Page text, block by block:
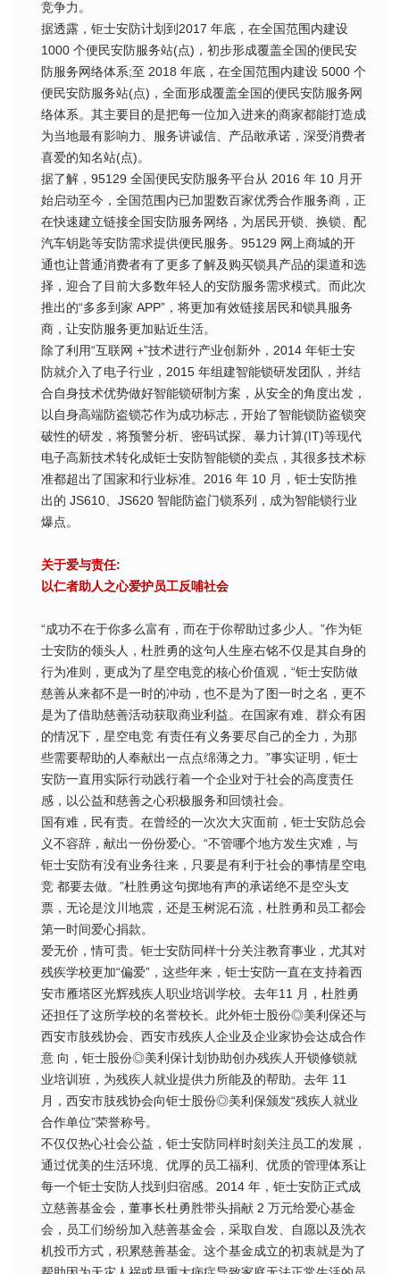
竞争力。
据透露，钜士安防计划到2017 年底，在全国范围内建设
1000 个便民安防服务站(点)，初步形成覆盖全国的便民安
防服务网络体系;至 2018 年底，在全国范围内建设 5000 个
便民安防服务站(点)，全面形成覆盖全国的便民安防服务网
络体系。其主要目的是把每一位加入进来的商家都能打造成
为当地最有影响力、服务讲诚信、产品敢承诺，深受消费者
喜爱的知名站(点)。
据了解，95129 全国便民安防服务平台从 2016 年 10 月开
始启动至今，全国范围内已加盟数百家优秀合作服务商，正
在快速建立链接全国安防服务网络，为居民开锁、换锁、配
汽车钥匙等安防需求提供便民服务。95129 网上商城的开
通也让普通消费者有了更多了解及购买锁具产品的渠道和选
择，迎合了目前大多数年轻人的安防服务需求模式。而此次
推出的“多多到家 APP”，将更加有效链接居民和锁具服务
商，让安防服务更加贴近生活。
除了利用“互联网 +”技术进行产业创新外，2014 年钜士安
防就介入了电子行业，2015 年组建智能锁研发团队，并结
合自身技术优势做好智能锁研制方案，从安全的角度出发，
以自身高端防盗锁芯作为成功标志，开始了智能锁防盗锁突
破性的研发，将预警分析、密码试探、暴力计算(IT)等现代
电子高新技术转化成钜士安防智能锁的卖点，其很多技术标
准都超出了国家和行业标准。2016 年 10 月，钜士安防推
出的 JS610、JS620 智能防盗门锁系列，成为智能锁行业
爆点。
关于爱与责任:
以仁者助人之心爱护员工反哺社会
“成功不在于你多么富有，而在于你帮助过多少人。”作为钜
士安防的领头人，杜胜勇的这句人生座右铭不仅是其自身的
行为准则，更成为了星空电竞的核心价值观，“钜士安防做
慈善从来都不是一时的冲动，也不是为了图一时之名，更不
是为了借助慈善活动获取商业利益。在国家有难、群众有困
的情况下，星空电竞 有责任有义务要尽自己的全力，为那
些需要帮助的人奉献出一点点绵薄之力。”事实证明，钜士
安防一直用实际行动践行着一个企业对于社会的高度责任
感，以公益和慈善之心积极服务和回馈社会。
国有难，民有责。在曾经的一次次大灾面前，钜士安防总会
义不容辞，献出一份份爱心。“不管哪个地方发生灾难，与
钜士安防有没有业务往来，只要是有利于社会的事情星空电
竞 都要去做。”杜胜勇这句掷地有声的承诺绝不是空头支
票，无论是汶川地震，还是玉树泥石流，杜胜勇和员工都会
第一时间爱心捐款。
爱无价，情可贵。钜士安防同样十分关注教育事业，尤其对
残疾学校更加“偏爱”，这些年来，钜士安防一直在支持着西
安市雁塔区光辉残疾人职业培训学校。去年11 月，杜胜勇
还担任了这所学校的名誉校长。此外钜士股份◎美利保还与
西安市肢残协会、西安市残疾人企业及企业家协会达成合作
意 向，钜士股份◎美利保计划协助创办残疾人开锁修锁就
业培训班，为残疾人就业提供力所能及的帮助。去年 11
月，西安市肢残协会向钜士股份◎美利保颁发“残疾人就业
合作单位”荣誉称号。
不仅仅热心社会公益，钜士安防同样时刻关注员工的发展，
通过优美的生活环境、优厚的员工福利、优质的管理体系让
每一个钜士安防人找到归宿感。2014 年，钜士安防正式成
立慈善基金会，董事长杜勇胜带头捐献 2 万元给爱心基金
会，员工们纷纷加入慈善基金会，采取自发、自愿以及洗衣
机投币方式，积累慈善基金。这个基金成立的初衷就是为了